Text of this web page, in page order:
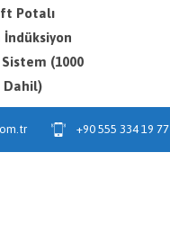
Potalı
Sistem (1000
Dahil)
+90 555 334 19 77